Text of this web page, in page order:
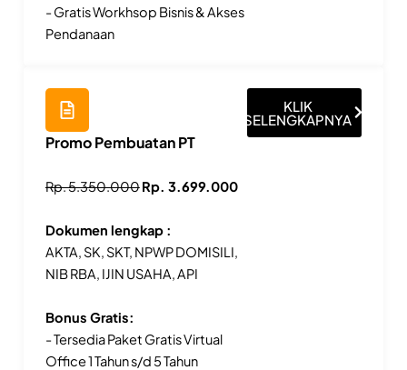
- Gratis Workhsop Bisnis & Akses
Pendanaan
Promo Pembuatan PT
Rp. 5.350.000Rp. 3.699.000
Dokumen lengkap :
AKTA, SK, SKT, NPWP DOMISILI,
NIB RBA, IJIN USAHA, API
Bonus Gratis:
- Tersedia Paket Gratis Virtual
Office 1 Tahun s/d 5 Tahun
KLIK
SELENGKAPNYA